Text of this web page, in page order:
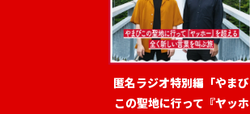
匿名ラジオ特別編「やまび
この聖地に行って『ヤッホ